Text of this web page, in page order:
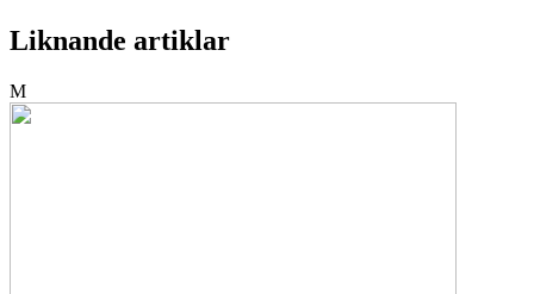
Liknande artiklar
M